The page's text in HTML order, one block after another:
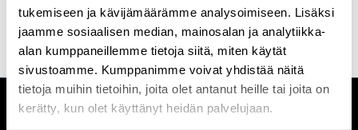
tukemiseen ja kävijämäärämme analysoimiseen. Lisäksi
jaamme sosiaalisen median, mainosalan ja analytiikka-
alan kumppaneillemme tietoja siitä, miten käytät
sivustoamme. Kumppanimme voivat yhdistää näitä
tietoja muihin tietoihin, joita olet antanut heille tai joita on
kerätty, kun olet käyttänyt heidän palvelujaan.
erikoisammattitutkinto.